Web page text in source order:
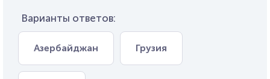
Варианты ответов:
Азербайджан Грузия